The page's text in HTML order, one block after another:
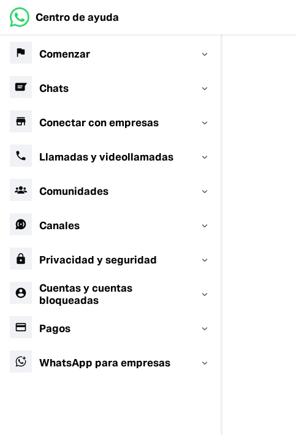
Centro de ayuda
Comenzar
Chats
Conectar con empresas
Llamadas y videollamadas
Comunidades
Canales
Privacidad y seguridad
Cuentas y cuentas
bloqueadas
Pagos
WhatsApp para empresas